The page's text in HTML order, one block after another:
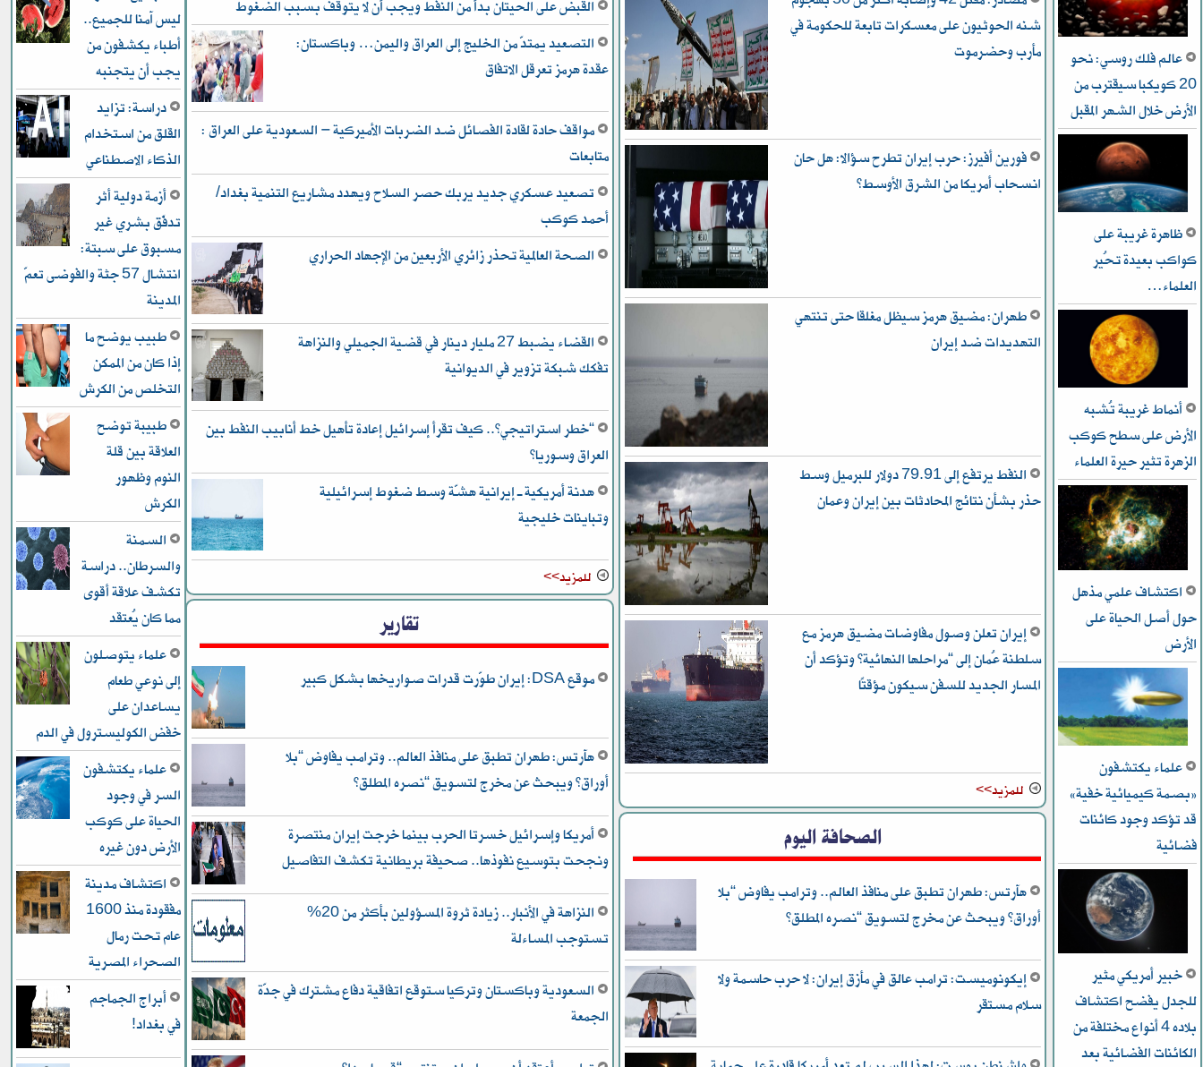
عالم فلك روسي: نحو
20 كويكبا سيقترب من
الأرض خلال الشهر المقبل
ظاهرة غريبة على
كواكب بعيدة تُحير
العلماء…
أنماط غريبة تُشبه
الأرض على سطح كوكب
الزهرة تثير حيرة العلماء
اكتشاف علمي مذهل
حول أصل الحياة على
الأرض
علماء يكتشفون
«بصمة كيميائية خفية»
قد تؤكد وجود كائنات
فضائية
خبير أمريكي مثير
للجدل يفضح اكتشاف
بلاده 4 أنواع مختلفة من
الكائنات الفضائية بعد
شنه الحوثيون على معسكرات تابعة للحكومة في
مأرب وحضرموت
فورين أفيرز: حرب إيران تطرح سؤالا: هل حان
انسحاب أمريكا من الشرق الأوسط؟
طهران: مضيق هرمز سيظل مغلقا حتى تنتهي
التهديدات ضد إيران
النفط يرتفع إلى 79.91 دولار للبرميل وسط
حذر بشأن نتائج المحادثات بين إيران وعمان
إيران تعلن وصول مفاوضات مضيق هرمز مع
سلطنة عُمان إلى “مراحلها النهائية” وتؤكد أن
المسار الجديد للسفن سيكون مؤقتًا
للمزيد>>
الصحافة اليوم
هآرتس: طهران تطبق على منافذ العالم.. وترامب يفاوض “بلا
أوراق” ويبحث عن مخرج لتسويق “نصره المطلق”
إيكونوميست: ترامب عالق في مأزق إيران: لا حرب حاسمة ولا
سلام مستقر
القبض على الحيتان بدأ من النفط ويجب أن لا يتوقف بسبب الضغوط
التصعيد يمتدّ من الخليج إلى العراق واليمن… وباكستان:
عقدة هرمز تعرقل الاتفاق
مواقف حادة لقادة الفصائل ضد الضربات الأميركية – السعودية على العراق :
متابعات
تصعيد عسكري جديد يربك حصر السلاح ويهدد مشاريع التنمية بغداد/
أحمد كوكب
الصحة العالمية تحذر زائري الأربعين من الإجهاد الحراري
القضاء يضبط 27 مليار دينار في قضية الجميلي والنزاهة
تفكك شبكة تزوير في الديوانية
“خطر استراتيجي”.. كيف تقرأ إسرائيل إعادة تأهيل خط أنابيب النفط بين
العراق وسوريا؟
هدنة أمريكية ـ إيرانية هشّة وسط ضغوط إسرائيلية
وتباينات خليجية
للمزيد>>
تقارير
موقع DSA: إيران طوّرت قدرات صواريخها بشكل كبير
هآرتس: طهران تطبق على منافذ العالم.. وترامب يفاوض “بلا
أوراق” ويبحث عن مخرج لتسويق “نصره المطلق”
أمريكا وإسرائيل خسرتا الحرب بينما خرجت إيران منتصرة
ونجحت بتوسيع نفوذها.. صحيفة بريطانية تكشف التفاصيل
النزاهة في الأنبار.. زيادة ثروة المسؤولين بأكثر من 20%
تستوجب المساءلة
السعودية وباكستان وتركيا ستوقع اتفاقية دفاع مشترك في جدّة
الجمعة
ليس آمنا للجميع..
أطباء يكشفون من
يجب أن يتجنبه
دراسة: تزايد
القلق من استخدام
الذكاء الاصطناعي
أزمة دولية أثر
تدفّق بشري غير
مسبوق على سبتة:
انتشال 57 جثة والفوضى تعمّ
المدينة
طبيب يوضح ما
إذا كان من الممكن
التخلص من الكرش
طبيبة توضح
العلاقة بين قلة
النوم وظهور
الكرش
السمنة
والسرطان.. دراسة
تكشف علاقة أقوى
مما كان يُعتقد
علماء يتوصلون
إلى نوعي طعام
يساعدان على
خفض الكوليسترول في الدم
علماء يكتشفون
السر في وجود
الحياة على كوكب
الأرض دون غيره
اكتشاف مدينة
مفقودة منذ 1600
عام تحت رمال
الصحراء المصرية
أبراج الجماجم
في بغداد!